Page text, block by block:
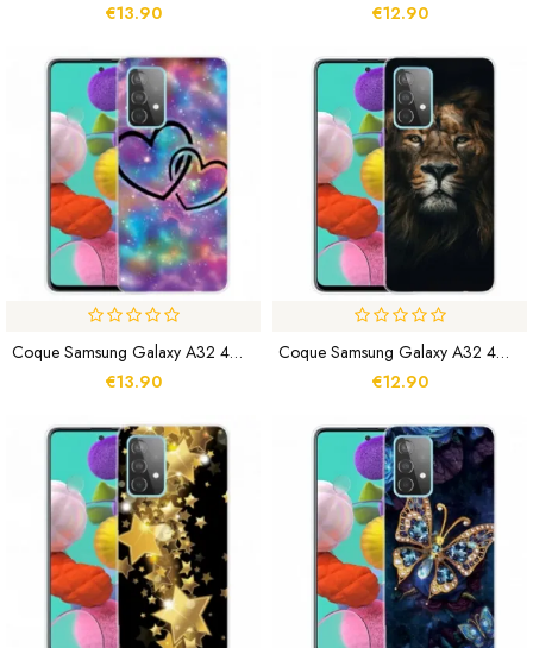
€13.90
€12.90
Coque Samsung Galaxy A32 4G Coeurs Enchaînés
€13.90
Coque Samsung Galaxy A32 4G Fabuleux Félin
€12.90